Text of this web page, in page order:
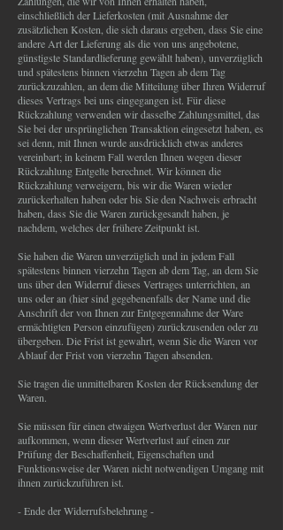
einschließlich der Lieferkosten (mit Ausnahme der
zusätzlichen Kosten, die sich daraus ergeben, dass Sie eine
andere Art der Lieferung als die von uns angebotene,
günstigste Standardlieferung gewählt haben), unverzüglich
und spätestens binnen vierzehn Tagen ab dem Tag
zurückzuzahlen, an dem die Mitteilung über Ihren Widerruf
dieses Vertrags bei uns eingegangen ist. Für diese
Rückzahlung verwenden wir dasselbe Zahlungsmittel, das
Sie bei der ursprünglichen Transaktion eingesetzt haben, es
sei denn, mit Ihnen wurde ausdrücklich etwas anderes
vereinbart; in keinem Fall werden Ihnen wegen dieser
Rückzahlung Entgelte berechnet. Wir können die
Rückzahlung verweigern, bis wir die Waren wieder
zurückerhalten haben oder bis Sie den Nachweis erbracht
haben, dass Sie die Waren zurückgesandt haben, je
nachdem, welches der frühere Zeitpunkt ist.
Sie haben die Waren unverzüglich und in jedem Fall
spätestens binnen vierzehn Tagen ab dem Tag, an dem Sie
uns über den Widerruf dieses Vertrages unterrichten, an
uns oder an (hier sind gegebenenfalls der Name und die
Anschrift der von Ihnen zur Entgegennahme der Ware
ermächtigten Person einzufügen) zurückzusenden oder zu
übergeben. Die Frist ist gewahrt, wenn Sie die Waren vor
Ablauf der Frist von vierzehn Tagen absenden.
Sie tragen die unmittelbaren Kosten der Rücksendung der
Waren.
Sie müssen für einen etwaigen Wertverlust der Waren nur
aufkommen, wenn dieser Wertverlust auf einen zur
Prüfung der Beschaffenheit, Eigenschaften und
Funktionsweise der Waren nicht notwendigen Umgang mit
ihnen zurückzuführen ist.
- Ende der Widerrufsbelehrung -